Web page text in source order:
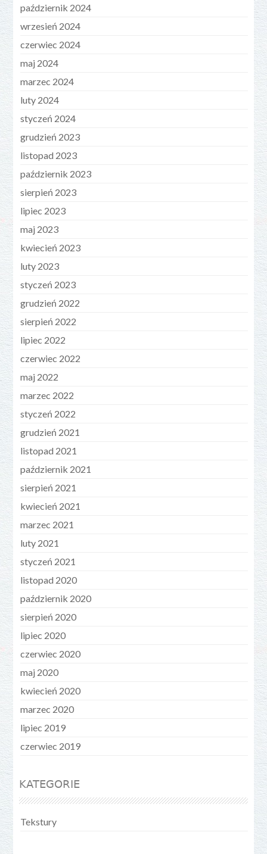
październik 2024
wrzesień 2024
czerwiec 2024
maj 2024
marzec 2024
luty 2024
styczeń 2024
grudzień 2023
listopad 2023
październik 2023
sierpień 2023
lipiec 2023
maj 2023
kwiecień 2023
luty 2023
styczeń 2023
grudzień 2022
sierpień 2022
lipiec 2022
czerwiec 2022
maj 2022
marzec 2022
styczeń 2022
grudzień 2021
listopad 2021
październik 2021
sierpień 2021
kwiecień 2021
marzec 2021
luty 2021
styczeń 2021
listopad 2020
październik 2020
sierpień 2020
lipiec 2020
czerwiec 2020
maj 2020
kwiecień 2020
marzec 2020
lipiec 2019
czerwiec 2019
KATEGORIE
Tekstury